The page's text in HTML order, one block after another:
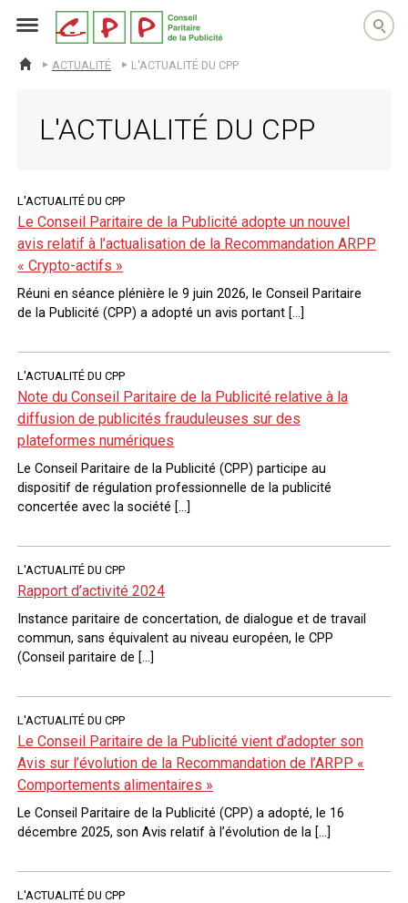
cpp
ACCUEIL
ACTUALITÉ L'ACTUALITÉ DU CPP
L'ACTUALITÉ DU CPP
L'ACTUALITÉ DU CPP
Le Conseil Paritaire de la Publicité adopte un nouvel
avis relatif à l’actualisation de la Recommandation ARPP
« Crypto-actifs »
Réuni en séance plénière le 9 juin 2026, le Conseil Paritaire
de la Publicité (CPP) a adopté un avis portant […]
L'ACTUALITÉ DU CPP
Note du Conseil Paritaire de la Publicité relative à la
diffusion de publicités frauduleuses sur des
plateformes numériques
Le Conseil Paritaire de la Publicité (CPP) participe au
dispositif de régulation professionnelle de la publicité
concertée avec la société […]
L'ACTUALITÉ DU CPP
Rapport d’activité 2024
Instance paritaire de concertation, de dialogue et de travail
commun, sans équivalent au niveau européen, le CPP
(Conseil paritaire de […]
L'ACTUALITÉ DU CPP
Le Conseil Paritaire de la Publicité vient d’adopter son
Avis sur l’évolution de la Recommandation de l’ARPP «
Comportements alimentaires »
Le Conseil Paritaire de la Publicité (CPP) a adopté, le 16
décembre 2025, son Avis relatif à l’évolution de la […]
L'ACTUALITÉ DU CPP